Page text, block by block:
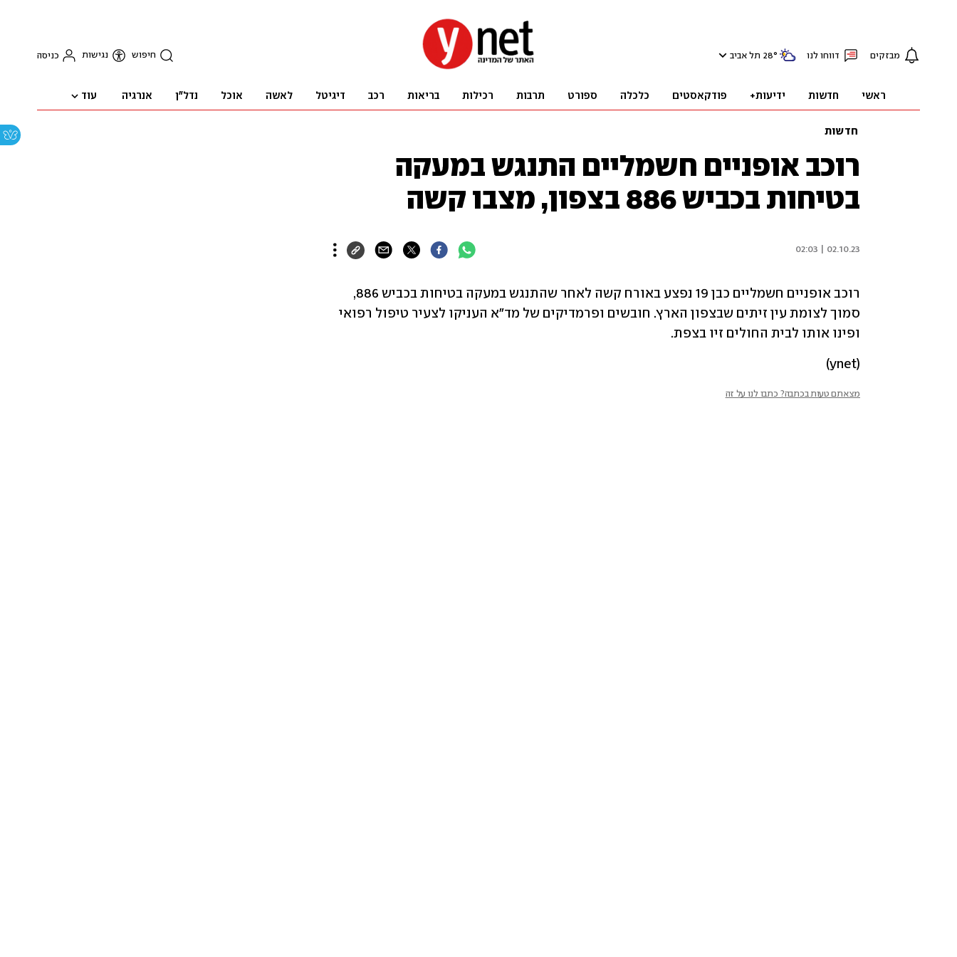
מבזקים דווחו לנו 28° תל אביב חיפוש נגישות כניסה
ראשי חדשות ידיעות+ פודקאסטים כלכלה ספורט תרבות רכילות בריאות רכב דיגיטל לאשה אוכל נדל"ן אנרגיה עוד
חדשות
רוכב אופניים חשמליים התנגש במעקה
בטיחות בכביש 886 בצפון, מצבו קשה
02.10.23 | 02:03
ופינו אותו לבית החולים זיו בצפת.
(ynet)
מצאתם טעות בכתבה? כתבו לנו על זה